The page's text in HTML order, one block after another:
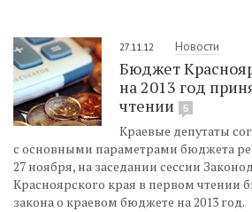
27.11.12 Новости
Бюджет
на 2013 год
чтении
5
Краевые депутаты
с основными параметрами бюджета
27 ноября, на заседании сессии
Красноярского края в первом чтении
закона о краевом бюджете на 2013 год.